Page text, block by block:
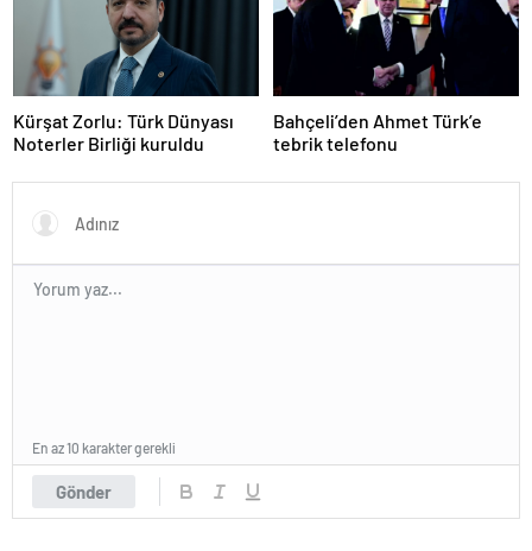
Kürşat Zorlu: Türk Dünyası
Noterler Birliği kuruldu
Bahçeli’den Ahmet Türk’e
tebrik telefonu
Gönder
En az 10 karakter gerekli